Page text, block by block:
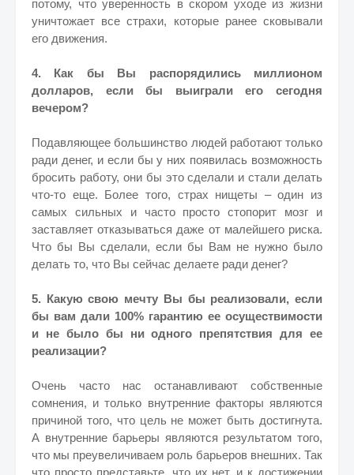
потому, что уверенность в скором уходе из жизни
уничтожает все страхи, которые ранее сковывали
его движения.
4. Как бы Вы распорядились миллионом
долларов, если бы выиграли его сегодня
вечером?
Подавляющее большинство людей работают только
ради денег, и если бы у них появилась возможность
бросить работу, они бы это сделали и стали делать
что-то еще. Более того, страх нищеты – один из
самых сильных и часто просто стопорит мозг и
заставляет отказываться даже от малейшего риска.
Что бы Вы сделали, если бы Вам не нужно было
делать то, что Вы сейчас делаете ради денег?
5. Какую свою мечту Вы бы реализовали, если
бы вам дали 100% гарантию ее осуществимости
и не было бы ни одного препятствия для ее
реализации?
Очень часто нас останавливают собственные
сомнения, и только внутренние факторы являются
причиной того, что цель не может быть достигнута.
А внутренние барьеры являются результатом того,
что мы преувеличиваем роль барьеров внешних. Так
что просто представьте, что их нет, и к достижении